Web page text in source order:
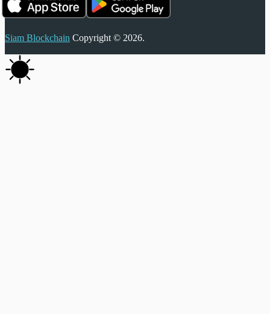
Siam Blockchain Copyright © 2026.